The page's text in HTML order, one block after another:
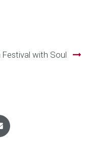
Festival with Soul